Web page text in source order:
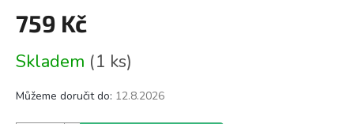
759 Kč
cena:
Skladem (1 ks)
Můžeme doručit do: 12.8.2026